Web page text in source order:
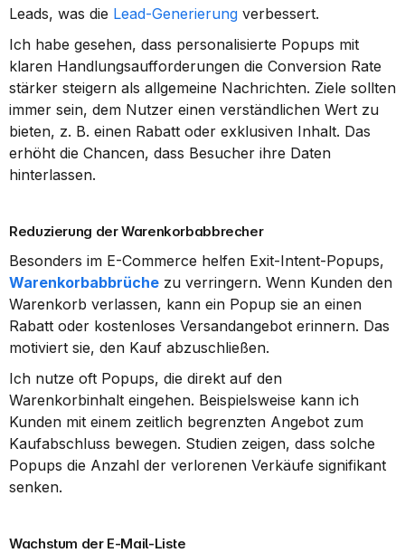
Leads, was die Lead-Generierung verbessert.
Ich habe gesehen, dass personalisierte Popups mit
klaren Handlungsaufforderungen die Conversion Rate
stärker steigern als allgemeine Nachrichten. Ziele sollten
immer sein, dem Nutzer einen verständlichen Wert zu
bieten, z. B. einen Rabatt oder exklusiven Inhalt. Das
erhöht die Chancen, dass Besucher ihre Daten
hinterlassen.
Reduzierung der Warenkorbabbrecher
Warenkorbabbrüche zu verringern. Wenn Kunden den
Warenkorb verlassen, kann ein Popup sie an einen
Rabatt oder kostenloses Versandangebot erinnern. Das
motiviert sie, den Kauf abzuschließen.
Ich nutze oft Popups, die direkt auf den
Warenkorbinhalt eingehen. Beispielsweise kann ich
Kunden mit einem zeitlich begrenzten Angebot zum
Kaufabschluss bewegen. Studien zeigen, dass solche
Popups die Anzahl der verlorenen Verkäufe signifikant
senken.
Wachstum der E-Mail-Liste